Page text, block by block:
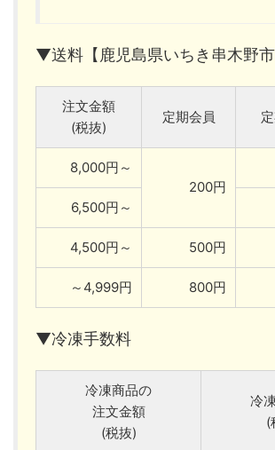
▼送料【鹿児島県いちき串木野市
注文金額
(税抜)
定期会員
8,000円～
200円
6,500円～
4,500円～ 500円
～4,999円 800円
▼冷凍手数料
冷凍商品の
注文金額
(税抜)
冷
(